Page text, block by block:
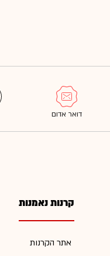
קרנות נאמנות
אתר הקרנות